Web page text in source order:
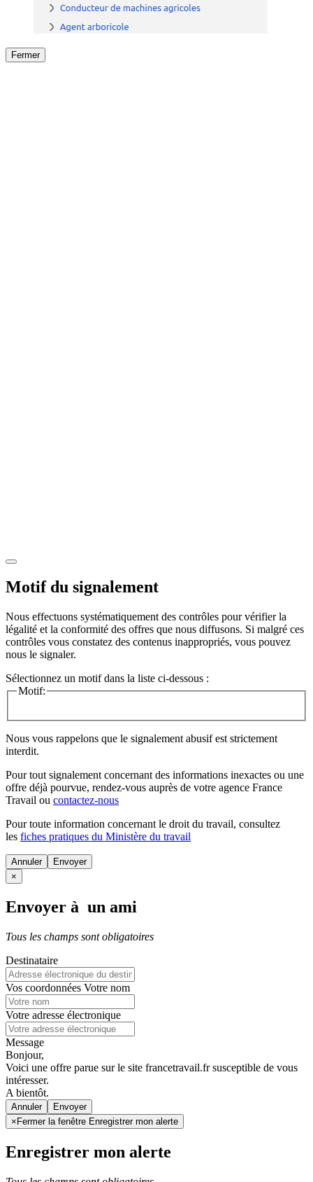
Fermer
Motif du signalement
Nous effectuons systématiquement des contrôles pour vérifier la
légalité et la conformité des offres que nous diffusons. Si malgré ces
contrôles vous constatez des contenus inappropriés, vous pouvez
nous le signaler.
Sélectionnez un motif dans la liste ci-dessous :
Motif:
Nous vous rappelons que le signalement abusif est strictement
interdit.
Pour tout signalement concernant des informations inexactes ou une
offre déjà pourvue, rendez-vous auprès de votre agence France
Travail ou contactez-nous
Pour toute information concernant le droit du travail, consultez
les fiches pratiques du Ministère du travail
Annuler
×
Envoyer à un ami
Tous les champs sont obligatoires
Destinataire
Vos coordonnées Votre nom
Votre adresse électronique
Message
Bonjour,
Voici une offre parue sur le site francetravail.fr susceptible de vous
intéresser.
A bientôt.
Annuler
× Fermer la fenêtre Enregistrer mon alerte
Enregistrer mon alerte